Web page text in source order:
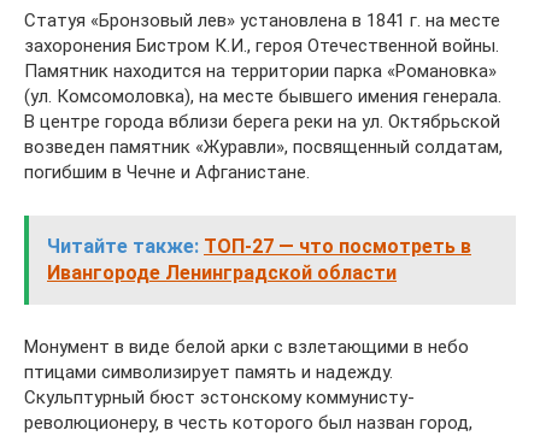
Статуя «Бронзовый лев» установлена в 1841 г. на месте
захоронения Бистром К.И., героя Отечественной войны.
Памятник находится на территории парка «Романовка»
(ул. Комсомоловка), на месте бывшего имения генерала.
В центре города вблизи берега реки на ул. Октябрьской
возведен памятник «Журавли», посвященный солдатам,
погибшим в Чечне и Афганистане.
Читайте также: ТОП-27 — что посмотреть в
Ивангороде Ленинградской области
Монумент в виде белой арки с взлетающими в небо
птицами символизирует память и надежду.
Скульптурный бюст эстонскому коммунисту-
революционеру, в честь которого был назван город,